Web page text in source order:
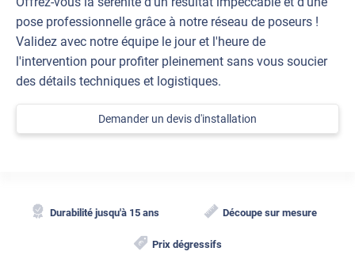
pose professionnelle grâce à notre réseau de poseurs !
Validez avec notre équipe le jour et l'heure de
l'intervention pour profiter pleinement sans vous soucier
des détails techniques et logistiques.
Demander un devis d'installation
Durabilité jusqu'à 15 ans Découpe sur mesure
Prix dégressifs